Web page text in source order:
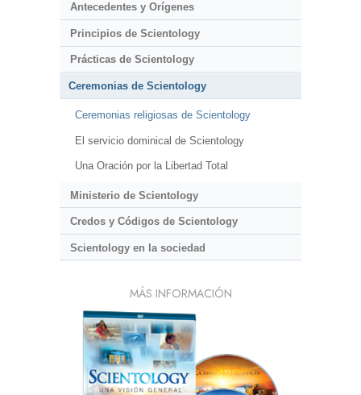
Antecedentes y Orígenes
Principios de Scientology
Prácticas de Scientology
Ceremonias de Scientology
Ceremonias religiosas de Scientology
El servicio dominical de Scientology
Una Oración por la Libertad Total
Ministerio de Scientology
Credos y Códigos de Scientology
Scientology en la sociedad
MÁS INFORMACIÓN